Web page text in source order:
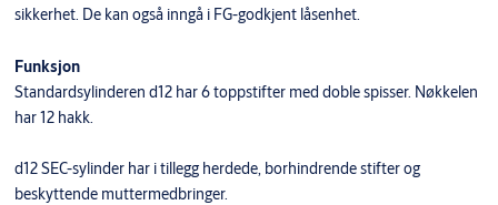
sikkerhet. De kan også inngå i FG-godkjent låsenhet.
Funksjon
Standardsylinderen d12 har 6 toppstifter med doble spisser. Nøkkelen
har 12 hakk.
d12 SEC-sylinder har i tillegg herdede, borhindrende stifter og
beskyttende muttermedbringer.